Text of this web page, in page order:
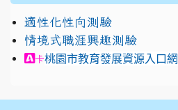
適性化性向測驗
情境式職涯興趣測驗
link to https://
卡桃園市教育發展資源入口網